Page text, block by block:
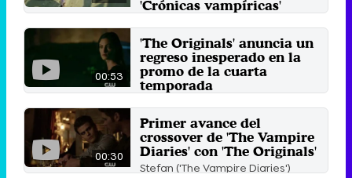
'Crónicas vampíricas'
capítulos que se ...
23 de julio 2017
00:53
'The Originals' anuncia un
regreso inesperado en la
promo de la cuarta
temporada
regreso de un personaje ...
7 de febrero 2017
00:30
Primer avance del
crossover de 'The Vampire
Diaries' con 'The Originals'
Stefan ('The Vampire Diaries')